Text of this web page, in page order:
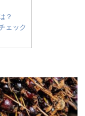
？
ェック